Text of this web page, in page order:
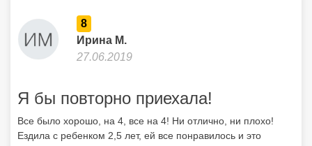
8
Ирина М.
27.06.2019
Я бы повторно приехала!
Все было хорошо, на 4, все на 4! Ни отлично, ни плохо!
Ездила с ребенком 2,5 лет, ей все понравилось и это